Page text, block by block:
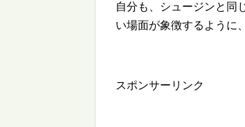
自分も、シュージンと同
い場面が象徴するように
スポンサーリンク